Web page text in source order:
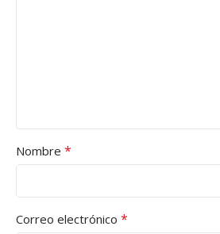
Nombre *
Correo electrónico *